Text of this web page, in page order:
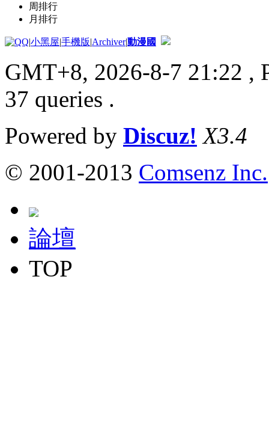
周排行
月排行
|小黑屋|手機版|Archiver|動漫國
GMT+8, 2026-8-7 21:22 ,
37 queries .
Powered by Discuz! X3.4
© 2001-2013 Comsenz Inc.
論壇
TOP